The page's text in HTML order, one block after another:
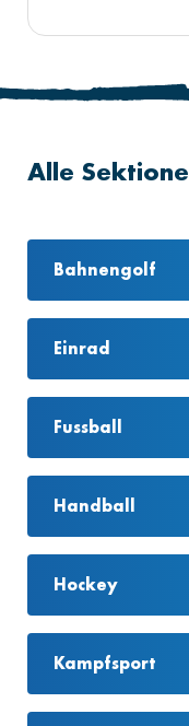
Alle
Bahnengolf
Einrad
Fussball
Handball
Hockey
Kampfsport